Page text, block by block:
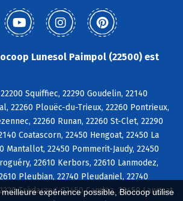
expérience possible, Biocoop utilise
Lunesol Paimpol (22500) est
Squiffiec, 22290 Goudelin, 22140
22260 Plouëc-du-Trieux, 22260 Pontrieux,
22260 Runan, 22260 St-Clet, 22290
Coatascorn, 22450 Hengoat, 22450 La
Mantallot, 22450 Pommerit-Jaudy, 22450
22610 Kerbors, 22610 Lanmodez,
Pleubian, 22740 Pleudaniel, 22740
Trédarzec, 22450 Camlez, 22450 Langoat,